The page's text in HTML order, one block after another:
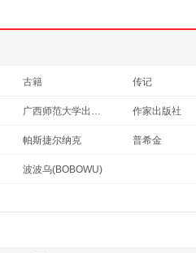
玩具
童装童鞋
家居日用
服装
箱包皮具
古籍
传记
文化
管理
广西师范大学出版社
作家出版社
江苏文艺出版社
吉林大学出版社
帕斯捷尔纳克
普希金
草婴
波波乌(BOBOWU)